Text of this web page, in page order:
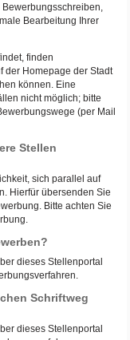
Bearbeitung Ihrer
finden
der Homepage der Stadt
können. Eine
nicht möglich; bitte
(per Mail
Stellen
sich parallel auf
Hierfür übersenden Sie
Bitte achten Sie
dieses Stellenportal
Schriftweg
dieses Stellenportal